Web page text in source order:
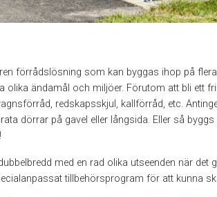
förrådslösning som kan byggas ihop på
olika ändamål och miljöer. Förutom att bli ett
redskapsskjul, kallförråd, etc.
dörrar på gavel eller långsida. Eller så
med en rad olika utseenden när det
tillbehörsprogram för att kunna